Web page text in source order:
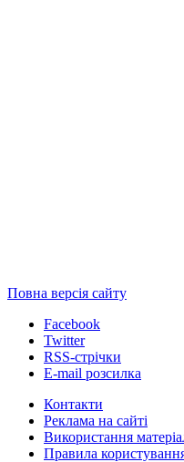
Повна версія сайту
Facebook
Twitter
RSS-стрічки
E-mail розсилка
Контакти
Реклама на сайті
Використання
Правила